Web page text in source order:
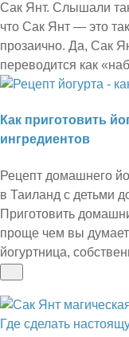
Сак Янт. Слышали
что Сак Янт — это
прозаично. Да, Сак
переводится как
Как приготовить
ингредиентов
Рецепт домашнего
в Таиланд с детьми
Приготовить
проще чем вы
йогуртница,
Где сделать